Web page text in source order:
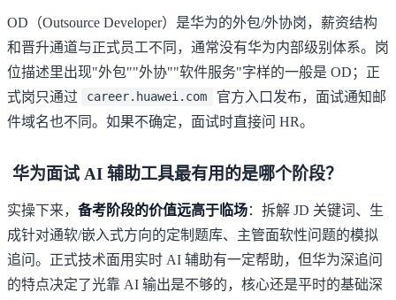
OD（Outsource Developer）是华为的外包/外协岗，薪资结构
和晋升通道与正式员工不同，通常没有华为内部级别体系。岗
位描述里出现"外包""外协""软件服务"字样的一般是 OD；正
式岗只通过
career.huawei.com
官方入口发布，面试通知邮
件域名也不同。如果不确定，面试时直接问 HR。
华为面试 AI 辅助工具最有用的是哪个阶段？
实操下来， 备考阶段的价值远高于临场：拆解 JD 关键词、生
成针对通软/嵌入式方向的定制题库、主管面软性问题的模拟
追问。正式技术面用实时 AI 辅助有一定帮助，但华为深追问
的特点决定了光靠 AI 输出是不够的，核心还是平时的基础深